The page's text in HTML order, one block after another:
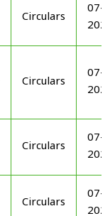
Circulars
07-
Circulars
07-
Circulars
07-
Circulars
07-